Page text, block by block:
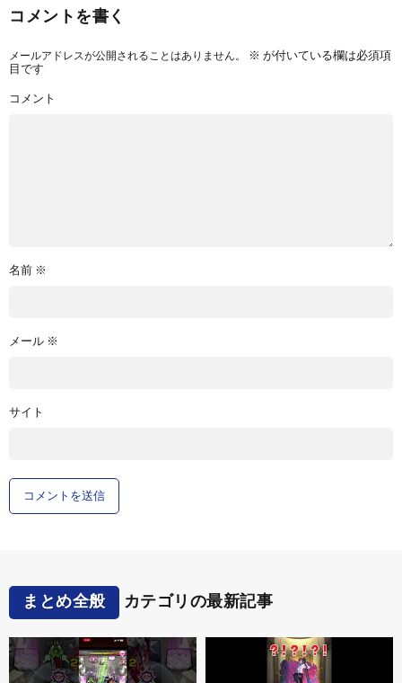
コメントを書く
メールアドレスが公開されることはありません。 ※ が付いている欄は必須項
目です
コメント
名前 ※
メール ※
サイト
まとめ全般 カテゴリの最新記事